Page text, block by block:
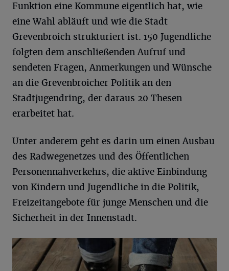
Funktion eine Kommune eigentlich hat, wie
eine Wahl abläuft und wie die Stadt
Grevenbroich strukturiert ist. 150 Jugendliche
folgten dem anschließenden Aufruf und
sendeten Fragen, Anmerkungen und Wünsche
an die Grevenbroicher Politik an den
Stadtjugendring, der daraus 20 Thesen
erarbeitet hat.
Unter anderem geht es darin um einen Ausbau
des Radwegenetzes und des Öffentlichen
Personennahverkehrs, die aktive Einbindung
von Kindern und Jugendliche in die Politik,
Freizeitangebote für junge Menschen und die
Sicherheit in der Innenstadt.